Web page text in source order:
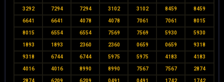
3292 7294 7294 3102 3102 8459 8459
6641 6641 4078 4078 7061 7061 8015
8015 6554 6554 7569 7569 5930 5930
1893 1893 2360 2360 0659 0659 9318
9318 6744 6744 5975 5975 4183 4183
4016 4016 8990 8990 7567 7567 2874
2874 6209 6209 0491 0491 1742 1742